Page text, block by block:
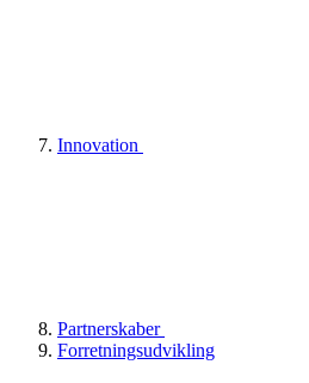
Innovation
Partnerskaber
Forretningsudvikling